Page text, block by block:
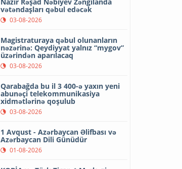
vətəndaşları qəbul edəcək
03-08-2026
Magistraturaya qəbul olunanların
nəzərinə: Qeydiyyat yalnız “mygov”
üzərindən aparılacaq
03-08-2026
Qarabağda bu il 3 400-ə yaxın yeni
abunəçi telekommunikasiya
xidmətlərinə qoşulub
03-08-2026
1 Avqust - Azərbaycan Əlifbası və
Azərbaycan Dili Günüdür
01-08-2026